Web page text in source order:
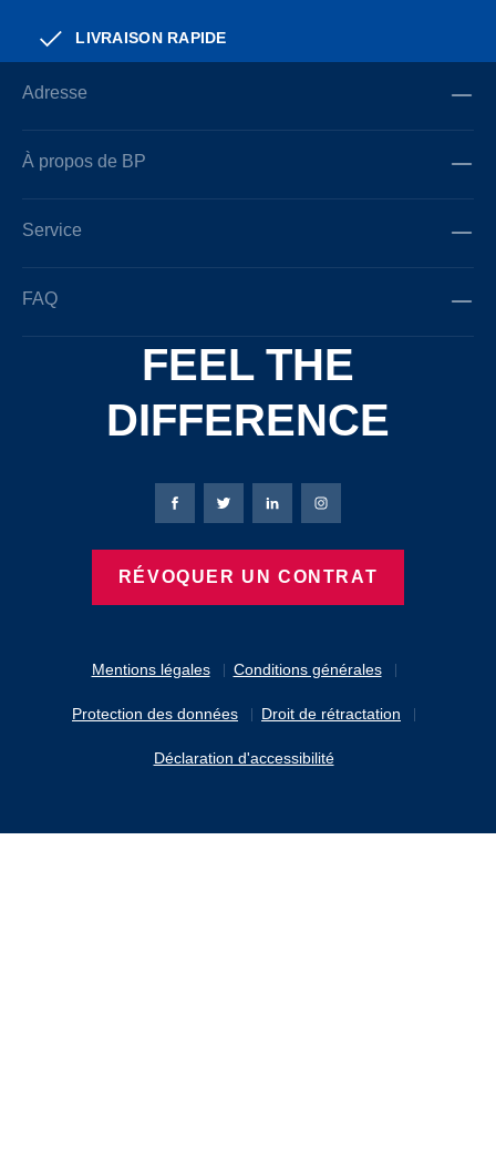
LIVRAISON RAPIDE
Adresse
À propos de BP
Service
FAQ
FEEL THE
DIFFERENCE
Mentions légales Conditions générales
Protection des données Droit de rétractation
Déclaration d'accessibilité
Page Facebook de Bierbaum-Proenen
Page X de Bierbaum-Proenen
Page LinkedIn de
Page Instagram de
RÉVOQUER UN CONTRAT